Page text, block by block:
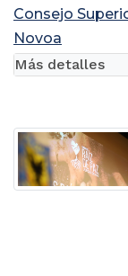
Consejo
Novoa
Más detalles